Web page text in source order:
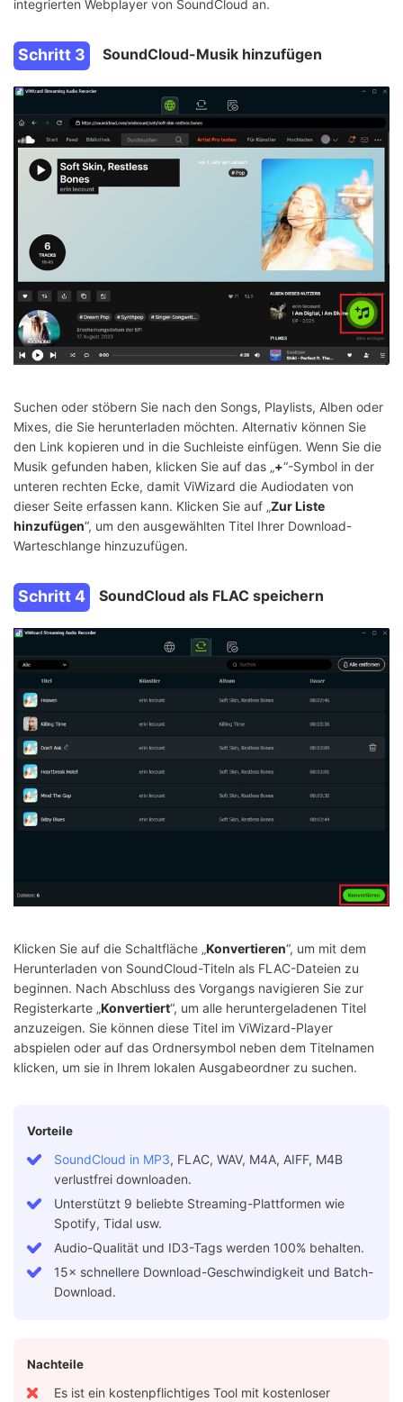
integrierten Webplayer von SoundCloud an.
Schritt 3 SoundCloud-Musik hinzufügen
Suchen oder stöbern Sie nach den Songs, Playlists, Alben oder
Mixes, die Sie herunterladen möchten. Alternativ können Sie
den Link kopieren und in die Suchleiste einfügen. Wenn Sie die
Musik gefunden haben, klicken Sie auf das „+“-Symbol in der
unteren rechten Ecke, damit ViWizard die Audiodaten von
dieser Seite erfassen kann. Klicken Sie auf „Zur Liste
hinzufügen“, um den ausgewählten Titel Ihrer Download-
Warteschlange hinzuzufügen.
Schritt 4 SoundCloud als FLAC speichern
Klicken Sie auf die Schaltfläche „Konvertieren“, um mit dem
Herunterladen von SoundCloud-Titeln als FLAC-Dateien zu
beginnen. Nach Abschluss des Vorgangs navigieren Sie zur
Registerkarte „Konvertiert“, um alle heruntergeladenen Titel
anzuzeigen. Sie können diese Titel im ViWizard-Player
abspielen oder auf das Ordnersymbol neben dem Titelnamen
klicken, um sie in Ihrem lokalen Ausgabeordner zu suchen.
Vorteile
SoundCloud in MP3, FLAC, WAV, M4A, AIFF, M4B
verlustfrei downloaden.
Unterstützt 9 beliebte Streaming-Plattformen wie
Spotify, Tidal usw.
Audio-Qualität und ID3-Tags werden 100% behalten.
15× schnellere Download-Geschwindigkeit und Batch-
Download.
Nachteile
Es ist ein kostenpflichtiges Tool mit kostenloser